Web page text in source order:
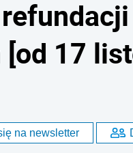
17
na newsletter